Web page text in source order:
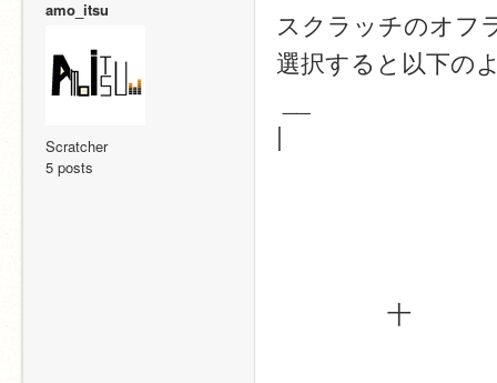
amo_itsu
Scratcher
5 posts
スクラッチのオフ
選択すると以下の
|　　　　　　　　
十